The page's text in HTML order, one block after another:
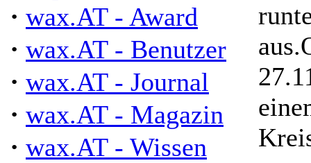
· wax.AT - Award
· wax.AT - Benutzer
· wax.AT - Journal
· wax.AT - Magazin
· wax.AT - Wissen